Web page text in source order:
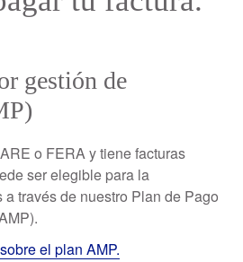
gestión de
o FERA y tiene facturas
ser elegible para la
través de nuestro Plan de Pago
el plan AMP.